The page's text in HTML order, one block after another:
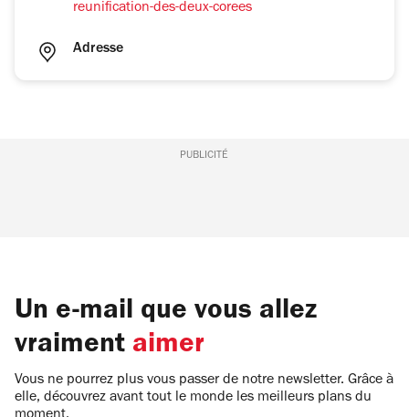
reunification-des-deux-corees
Adresse
PUBLICITÉ
Un e-mail que vous allez
vraiment aimer
Vous ne pourrez plus vous passer de notre newsletter. Grâce à
elle, découvrez avant tout le monde les meilleurs plans du